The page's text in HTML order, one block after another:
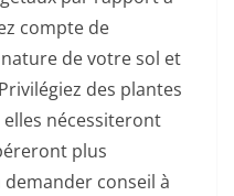
compte de
de votre sol et
des plantes
nécessiteront
plus
conseil à